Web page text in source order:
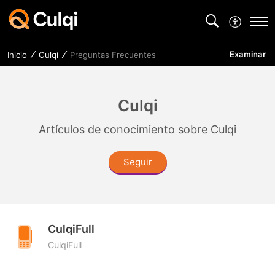
Inicio Culqi Preguntas Frecuentes Examinar
Culqi
Artículos de conocimiento sobre Culqi
Seguir
CulqiFull
CulqiFull